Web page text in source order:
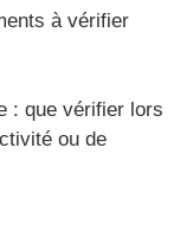
à vérifier
: que vérifier lors
ou de